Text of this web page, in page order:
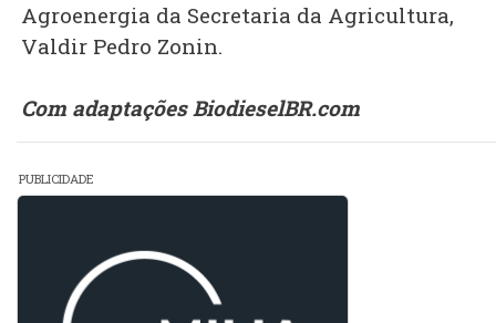
Agroenergia da Secretaria da Agricultura,
Valdir Pedro Zonin.
Com adaptações BiodieselBR.com
PUBLICIDADE